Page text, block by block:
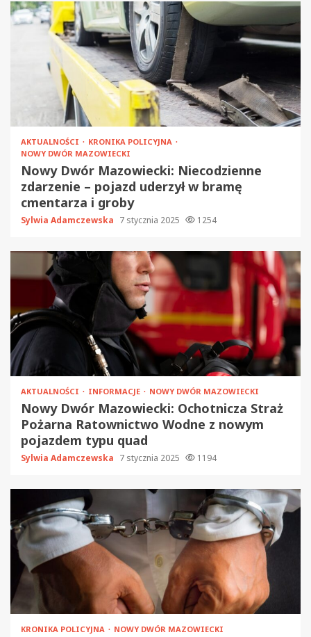
AKTUALNOŚCI
KRONIKA POLICYJNA
NOWY DWÓR MAZOWIECKI
Nowy Dwór Mazowiecki: Niecodzienne
zdarzenie – pojazd uderzył w bramę
cmentarza i groby
Sylwia Adamczewska 7 stycznia 2025 1254
AKTUALNOŚCI INFORMACJE NOWY DWÓR MAZOWIECKI
Nowy Dwór Mazowiecki: Ochotnicza Straż
Pożarna Ratownictwo Wodne z nowym
pojazdem typu quad
Sylwia Adamczewska 7 stycznia 2025 1194
KRONIKA POLICYJNA NOWY DWÓR MAZOWIECKI